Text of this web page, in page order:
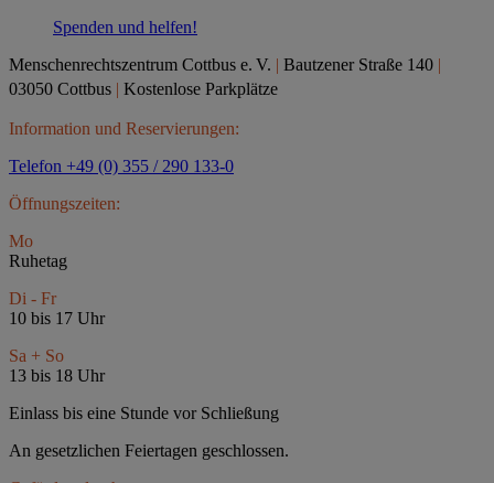
Spenden und helfen!
Menschenrechtszentrum Cottbus e. V. | Bautzener Straße 140 |
03050 Cottbus | Kostenlose Parkplätze
Information und Reservierungen:
Telefon +49 (0) 355 / 290 133-0
Öffnungszeiten:
Mo
Ruhetag
Di - Fr
10 bis 17 Uhr
Sa + So
13 bis 18 Uhr
Einlass bis eine Stunde vor Schließung
An gesetzlichen Feiertagen geschlossen.